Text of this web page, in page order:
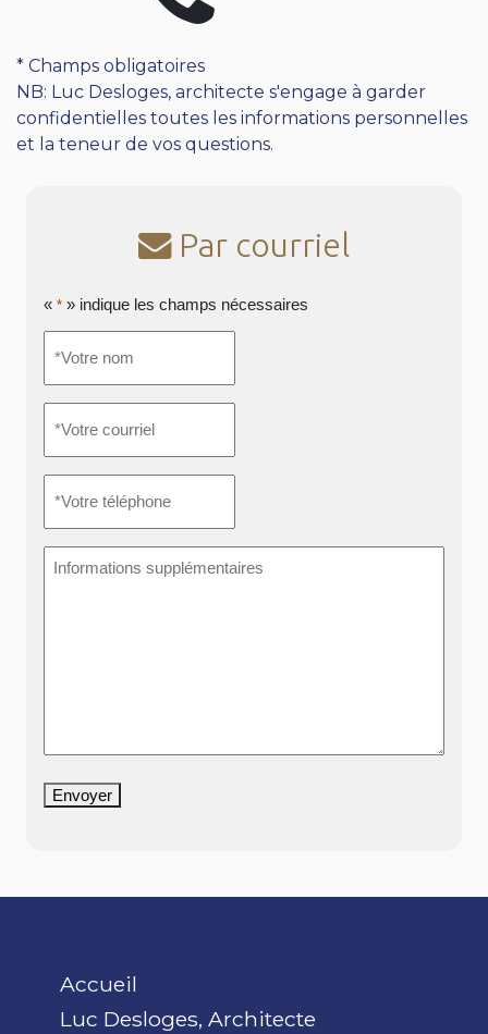
* Champs obligatoires
NB: Luc Desloges, architecte s'engage à garder
confidentielles toutes les informations personnelles
et la teneur de vos questions.
Par courriel
« * » indique les champs nécessaires
nom*
courriel*
téléphone *
supplémentaires
Envoyer
Accueil
Luc Desloges, Architecte